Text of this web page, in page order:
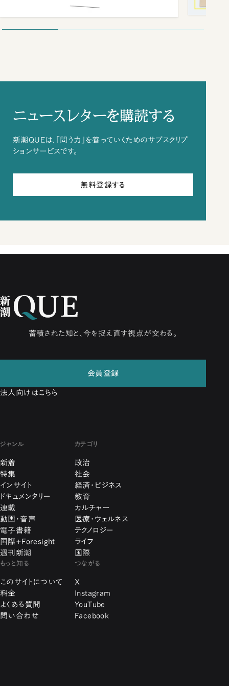
ニュースレターを購読する
新潮QUEは、「問う力」を養っていくためのサブスクリプ
ションサービスです。
無料登録する
蓄積された知と、今を捉え直す視点が交わる。
会員登録
法人向けはこちら
ジャンル
新着
特集
インサイト
ドキュメンタリー
連載
動画・音声
電子書籍
国際+Foresight
週刊新潮
カテゴリ
政治
社会
経済・ビジネス
教育
カルチャー
医療・ウェルネス
テクノロジー
ライフ
国際
もっと知る
このサイトについて
料金
よくある質問
問い合わせ
つながる
X
Instagram
YouTube
Facebook